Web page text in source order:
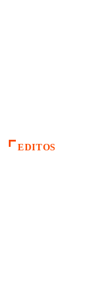
EDITOS